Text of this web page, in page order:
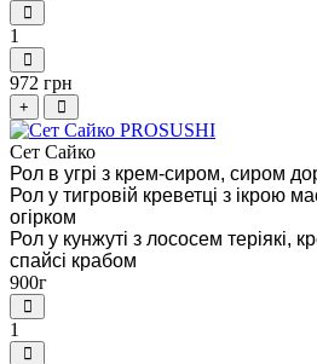
1
972 грн
+
Сет Сайко
Рол в угрі з крем-сиром, сиром
Рол у тигровій креветці з ікрою
огірком
Рол у кунжуті з лососем теріякі,
спайсі крабом
900г
1